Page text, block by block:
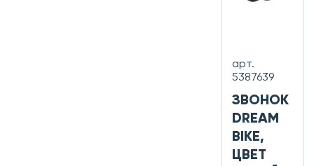
арт.
5387639
ЗВОНОК
DREAM
BIKE,
ЦВЕТ